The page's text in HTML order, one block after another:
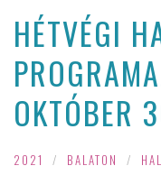
HÉTVÉGI
OKTÓBER
2021 / BALATON /